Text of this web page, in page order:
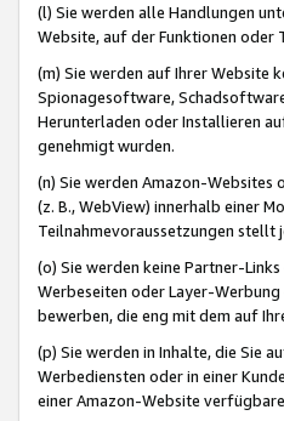
(l) Sie werden alle Handlungen
Website, auf der Funktionen oder
(m) Sie werden auf Ihrer Website
Spionagesoftware,
Herunterladen oder Installieren
genehmigt wurden.
(n) Sie werden Amazon-Websites
(z. B., WebView) innerhalb einer
Teilnahmevoraussetzungen stellt
(o) Sie werden keine Partner-
Werbeseiten oder Layer-
bewerben, die eng mit dem auf
(p) Sie werden in Inhalte, die Sie
Werbediensten oder in einer
einer Amazon-Website